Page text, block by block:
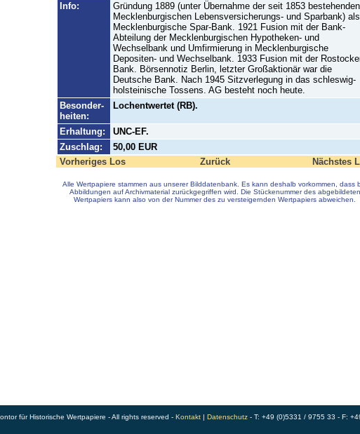
Info:
Gründung 1889 (unter Übernahme der seit 1853 bestehenden
Mecklenburgischen Lebensversicherungs- und Sparbank) als
Mecklenburgische Spar-Bank. 1921 Fusion mit der Bank-
Abteilung der Mecklenburgischen Hypotheken- und
Wechselbank und Umfirmierung in Mecklenburgische
Depositen- und Wechselbank. 1933 Fusion mit der
Bank. Börsennotiz Berlin, letzter Großaktionär war die
Deutsche Bank. Nach 1945 Sitzverlegung in das schleswig-
holsteinische Tossens. AG besteht noch heute.
Besonder-
heiten:
Lochentwertet (RB).
Erhaltung:
UNC-EF.
Zuschlag:
50,00 EUR
Vorheriges Los
Zurück Nächstes
Alle Wertpapiere stammen aus unserer Bilddatenbank. Es kann deshalb vorkommen, dass
Abbildungen auf Archivmaterial zurückgegriffen wird. Die Stückenummer des abgebildeten
Wertpapiers kann also von der Nummer des zu versteigernden Wertpapiers abweichen.
für Historische Wertpapiere - All rights reserved - Kontakt| Datenschutz- T: +49 (0)5331 / 9755 33 - F: